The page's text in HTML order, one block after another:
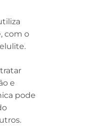
com o
e
pode